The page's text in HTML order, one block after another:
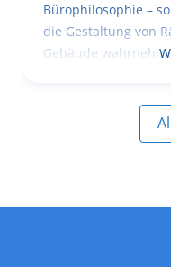
Bürophilosophie –
die Gestaltung von
Gebäude